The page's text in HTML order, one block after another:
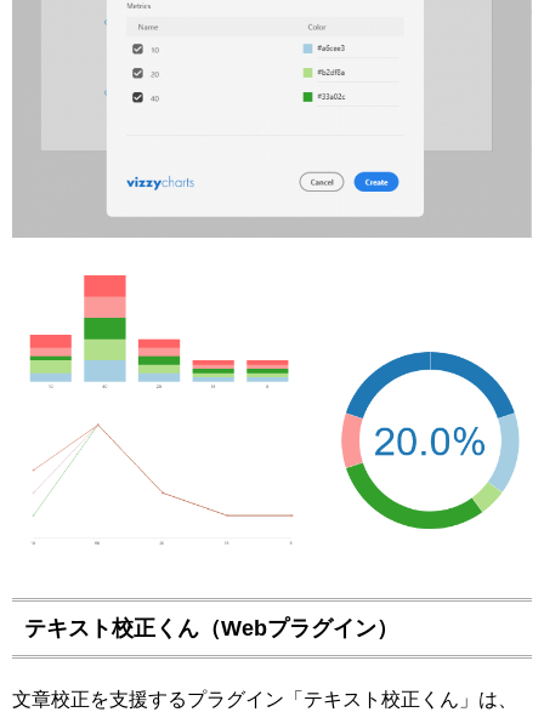
テキスト校正くん（Webプラグイン）
文章校正を支援するプラグイン「テキスト校正くん」は、